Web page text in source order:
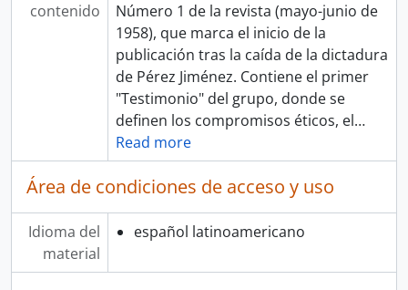
contenido
Número 1 de la revista (mayo-junio de
1958), que marca el inicio de la
publicación tras la caída de la dictadura
de Pérez Jiménez. Contiene el primer
"Testimonio" del grupo, donde se
definen los compromisos éticos, el…
Read more
Área de condiciones de acceso y uso
Idioma del
material
español latinoamericano